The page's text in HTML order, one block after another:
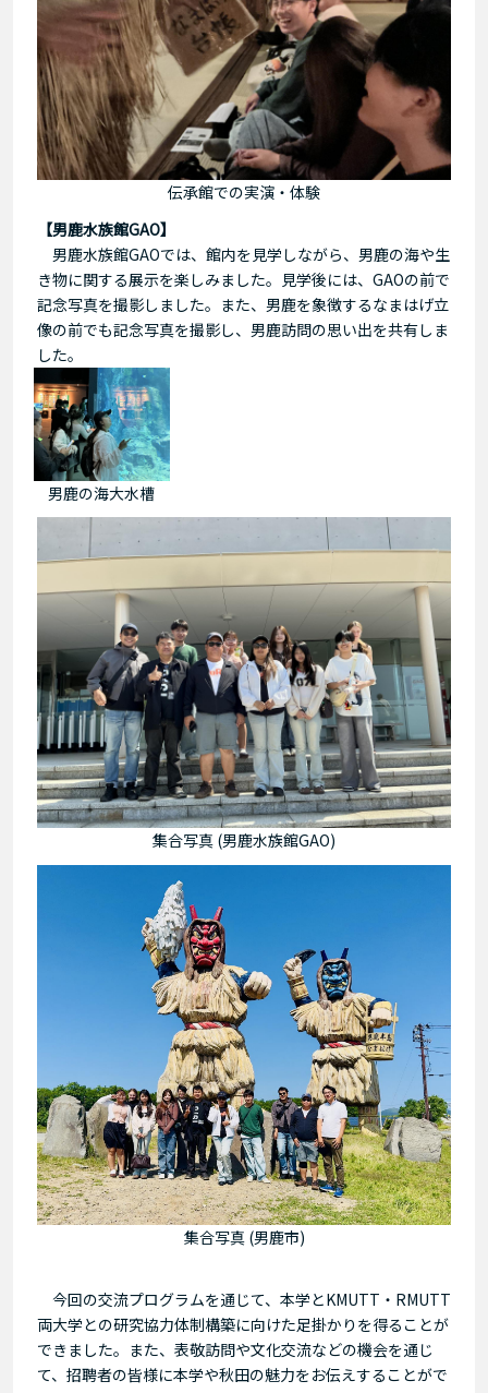
伝承館での実演・体験
【男鹿水族館GAO】
男鹿水族館GAOでは、館内を見学しながら、男鹿の海や生
き物に関する展示を楽しみました。見学後には、GAOの前で
記念写真を撮影しました。また、男鹿を象徴するなまはげ立
像の前でも記念写真を撮影し、男鹿訪問の思い出を共有しま
した。
男鹿の海大水槽
集合写真 (男鹿水族館GAO)
集合写真 (男鹿市)
今回の交流プログラムを通じて、本学とKMUTT・RMUTT
両大学との研究協力体制構築に向けた足掛かりを得ることが
できました。また、表敬訪問や文化交流などの機会を通じ
て、招聘者の皆様に本学や秋田の魅力をお伝えすることがで